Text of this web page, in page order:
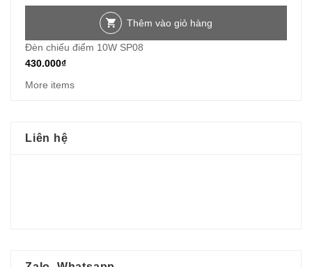
Thêm vào giỏ hàng
Đèn chiếu điểm 10W SP08
430.000₫
More items
Liên hệ